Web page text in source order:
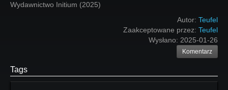
Wydawnictwo Initium (2025)
Autor: Teufel
Zaakceptowane przez: Teufel
Wysłano: 2025-01-26
Komentarz
Tags